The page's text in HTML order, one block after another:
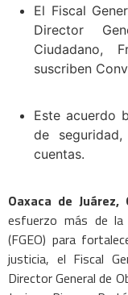
El Fiscal
Director
Ciudadano,
suscriben
Este acuerdo
de
cuentas.
Oaxaca de
esfuerzo más de la
(FGEO) para
justicia, el Fiscal
Director General de